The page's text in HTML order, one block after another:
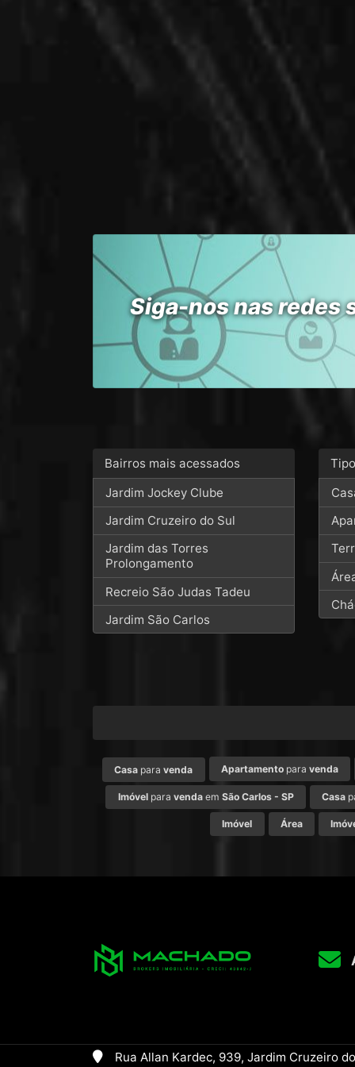
Siga-nos nas redes
Bairros mais acessados
Jardim Jockey Clube
Jardim Cruzeiro do Sul
Jardim das Torres
Prolongamento
Recreio São Judas Tadeu
Jardim São Carlos
Casa paravenda Apartamentopara venda
Imóvelpara vendaem São Carlos - SP Casa
Imóvel Área
Rua Allan Kardec, 939, Jardim Cruzeiro